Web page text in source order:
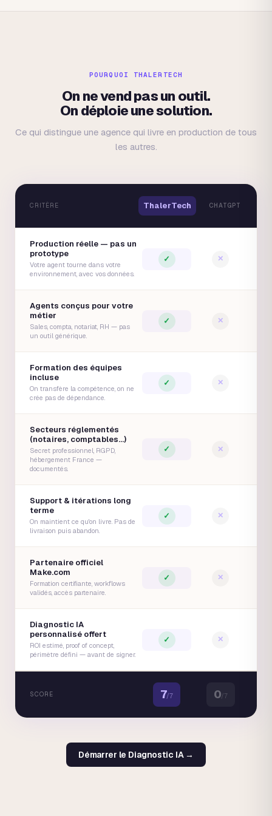
POURQUOI THALERTECH
On ne vend pas un outil.
On déploie une solution.
Ce qui distingue une agence qui livre en production de tous
les autres.
CRITÈRE ThalerTech CHATGPT
Production réelle — pas un
prototype
Votre agent tourne dans votre
environnement, avec vos données.
✓ ✕
Agents conçus pour votre
métier
Sales, compta, notariat, RH — pas
un outil générique.
✓ ✕
Formation des équipes
incluse
On transfère la compétence, on ne
crée pas de dépendance.
✓ ✕
Secteurs réglementés
(notaires, comptables…)
Secret professionnel, RGPD,
hébergement France —
documentés.
✓ ✕
Support & itérations long
terme
On maintient ce qu'on livre. Pas de
livraison puis abandon.
✓ ✕
Partenaire officiel
Make.com
Formation certifiante, workflows
validés, accès partenaire.
✓ ✕
Diagnostic IA
personnalisé offert
ROI estimé, proof of concept,
périmètre défini — avant de signer.
✓ ✕
SCORE 7/7 0/7
Démarrer le Diagnostic IA →